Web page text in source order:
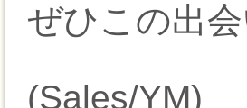
ぜひこの出
(Sales/YM)